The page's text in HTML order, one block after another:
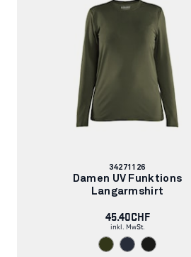
Artikelnummer:
34271126
Damen UV Funktions
Langarmshirt
45.40CHF
inkl. MwSt.